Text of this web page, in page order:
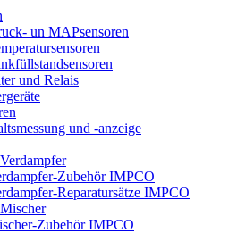
un MAPsensoren
und Relais
und -anzeige
Zubehör IMPCO
Reparatursätze IMPCO
Zubehör IMPCO